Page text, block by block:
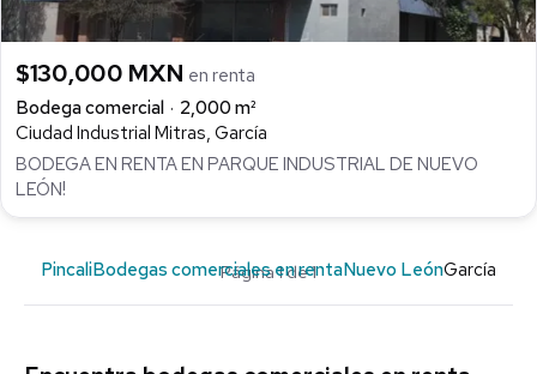
$130,000 MXN en renta
Bodega comercial
2,000 m²
Ciudad Industrial Mitras, García
BODEGA EN RENTA EN PARQUE INDUSTRIAL DE NUEVO
LEÓN!
Página 1 de 1
PincaliBodegas comerciales en rentaNuevo LeónGarcía